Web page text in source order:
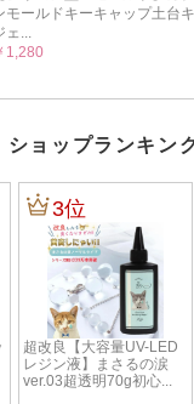
ショップランキン